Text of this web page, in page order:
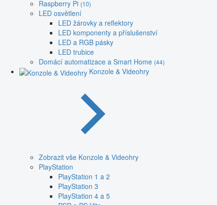
Raspberry Pi (10)
LED osvětlení
LED žárovky a reflektory
LED komponenty a příslušenství
LED a RGB pásky
LED trubice
Domácí automatizace a Smart Home (44)
Konzole & Videohry
Zobrazit vše Konzole & Videohry
PlayStation
PlayStation 1 a 2
PlayStation 3
PlayStation 4 a 5